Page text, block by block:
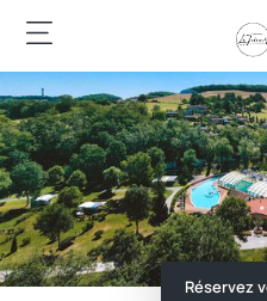
Réservez